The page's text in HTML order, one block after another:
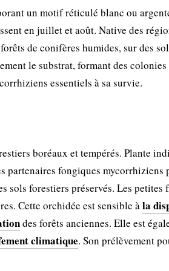
un motif réticulé blanc ou
en juillet et août. Native des
de conifères humides, sur des
le substrat, formant des colonies
essentiels à sa survie.
boréaux et tempérés. Plante
partenaires fongiques mycorrhiziens
sols forestiers préservés. Les petites
Cette orchidée est sensible àla
des forêts anciennes. Elle est
climatique. Son prélèvement